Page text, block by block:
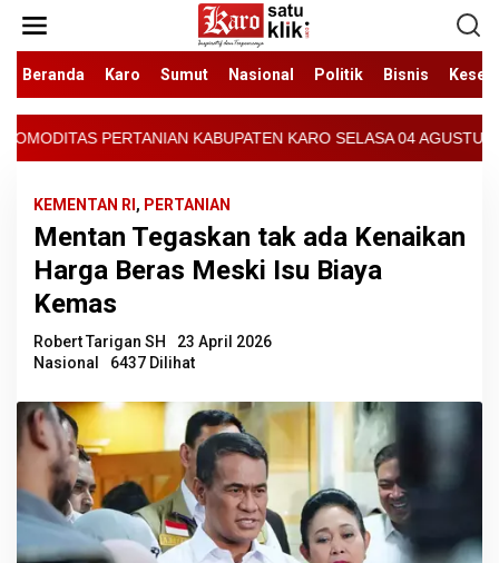
konten
Beranda
Karo Sumut Nasional Politik Bisnis
KABUPATEN KARO SELASA 04 AGUSTUS 2026 - ARCIS
KEMENTAN RI , PERTANIAN
Mentan Tegaskan tak ada Kenaikan
Harga Beras Meski Isu Biaya
Kemas
Robert Tarigan SH
23 April 2026
Nasional
6437 Dilihat